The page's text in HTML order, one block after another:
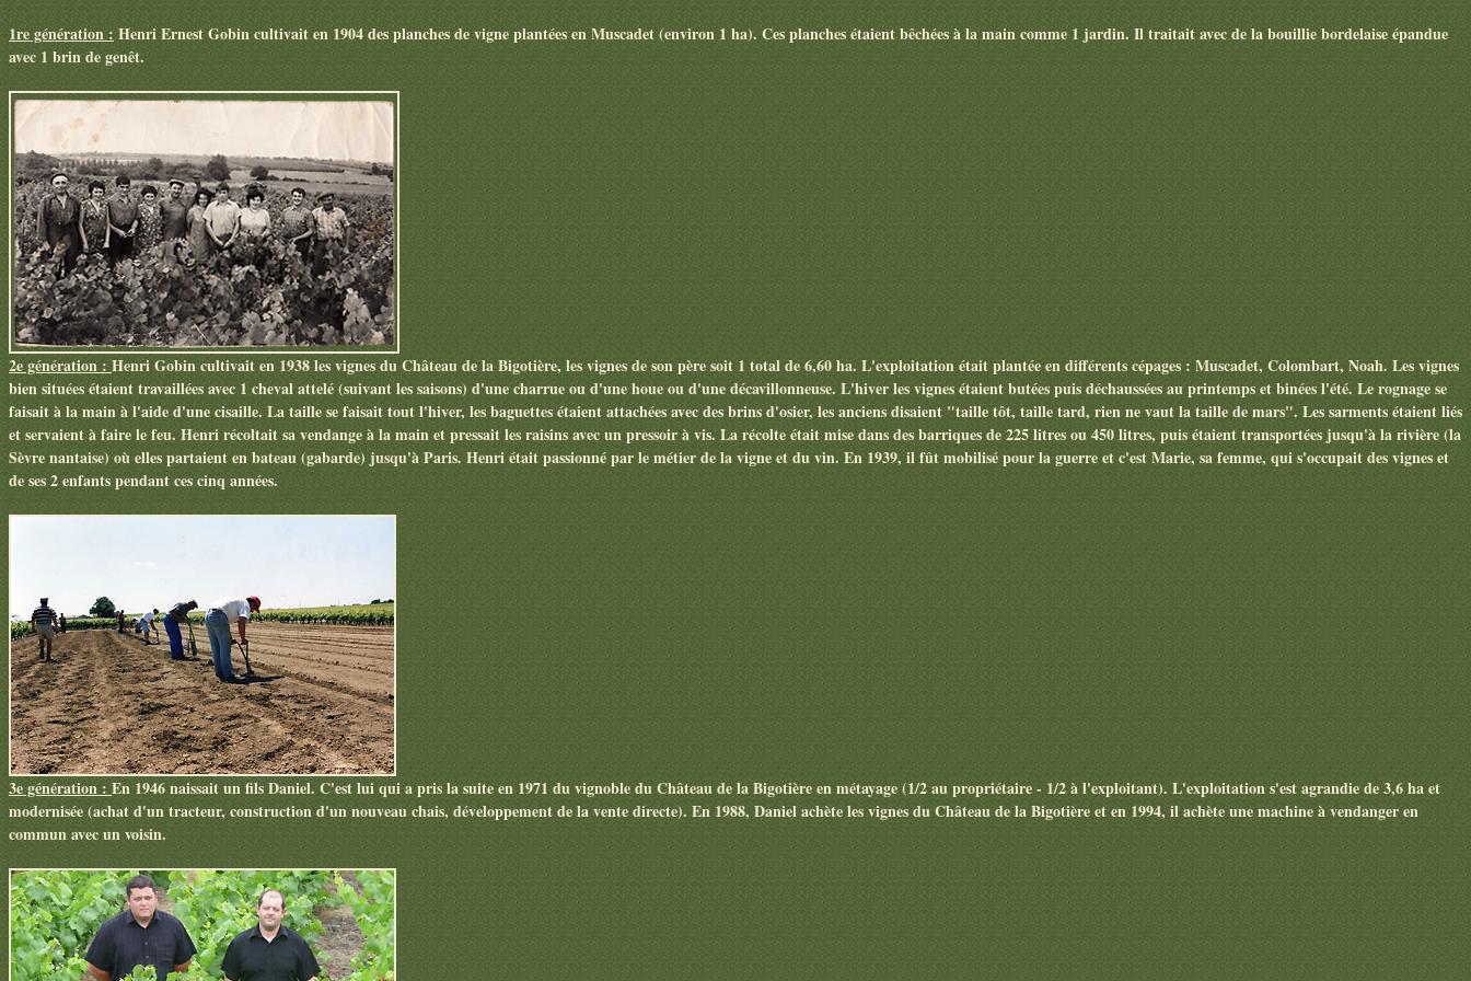
1re génération : Henri Ernest Gobin cultivait en 1904 des planches de vigne plantées en Muscadet (environ 1 ha). Ces planches étaient bêchées à la main comme 1 jardin. Il traitait avec de la bouillie bordelaise épandue
avec 1 brin de genêt.
2e génération :Henri Gobin cultivait en 1938 les vignes du Château de la Bigotière, les vignes de son père soit 1 total de 6,60 ha. L'exploitation était plantée en différents cépages : Muscadet, Colombart, Noah. Les vignes
bien situées étaient travaillées avec 1 cheval attelé (suivant les saisons) d'une charrue ou d'une houe ou d'une décavillonneuse. L'hiver les vignes étaient butées puis déchaussées au printemps et binées l'été. Le rognage se
faisait à la main à l'aide d'une cisaille. La taille se faisait tout l'hiver, les baguettes étaient attachées avec des brins d'osier, les anciens disaient "taille tôt, taille tard, rien ne vaut la taille de mars". Les sarments étaient liés
et servaient à faire le feu. Henri récoltait sa vendange à la main et pressait les raisins avec un pressoir à vis. La récolte était mise dans des barriques de 225 litres ou 450 litres, puis étaient transportées jusqu'à la rivière (la
Sèvre nantaise) où elles partaient en bateau (gabarde) jusqu'à Paris. Henri était passionné par le métier de la vigne et du vin. En 1939, il fût mobilisé pour la guerre et c'est Marie, sa femme, qui s'occupait des vignes et
de ses 2 enfants pendant ces cinq années.
3e génération : En 1946 naissait un fils Daniel. C'est lui qui a pris la suite en 1971 du vignoble du Château de la Bigotière en métayage (1/2 au propriétaire - 1/2 à l'exploitant). L'exploitation s'est agrandie de 3,6 ha et
modernisée (achat d'un tracteur, construction d'un nouveau chais, développement de la vente directe). En 1988, Daniel achète les vignes du Château de la Bigotière et en 1994, il achète une machine à vendanger en
commun avec un voisin.